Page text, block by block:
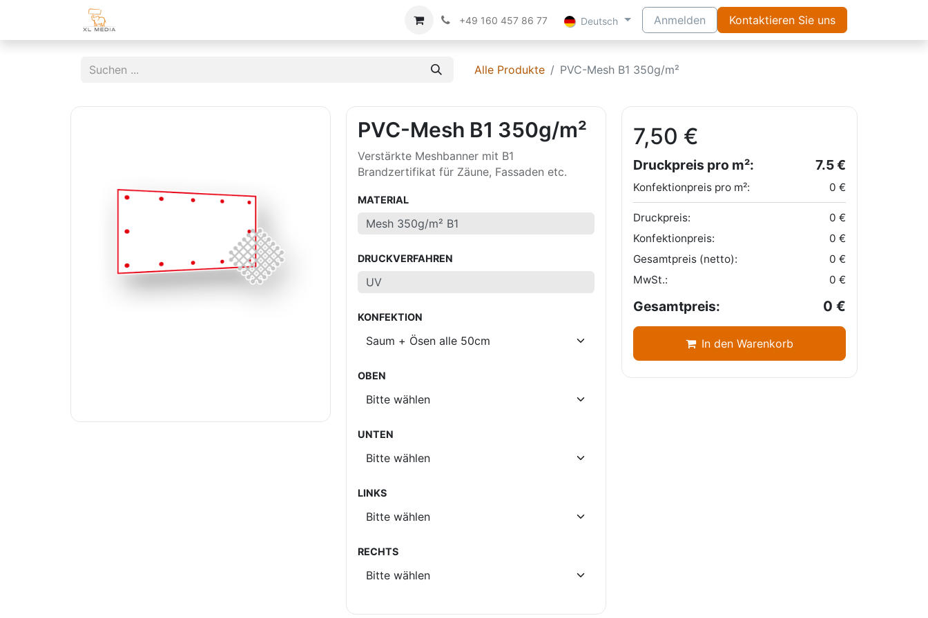
Über uns +49 160 457 86 77 Deutsch Anmelden Kontaktieren Sie uns
Alle Produkte PVC-Mesh B1 350g/m²
PVC-Mesh B1 350g/m²
Verstärkte Meshbanner mit B1
Brandzertifikat für Zäune, Fassaden etc.
MATERIAL
DRUCKVERFAHREN
KONFEKTION
OBEN
UNTEN
LINKS
RECHTS
7,50 €
Druckpreis pro m²: 7.5€
Konfektionpreis pro m²: 0 €
Druckpreis: 0 €
Konfektionpreis:
0 €
Gesamtpreis (netto):
0 €
MwSt.:
0 €
Gesamtpreis: 0 €
In den Warenkorb